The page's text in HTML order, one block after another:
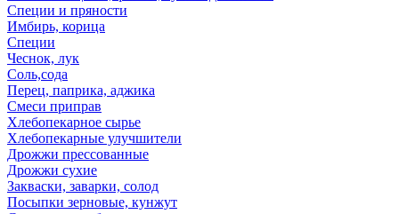
Специи и пряности
Имбирь, корица
Специи
Чеснок, лук
Соль,сода
Перец, паприка, аджика
Смеси приправ
Хлебопекарное сырье
Хлебопекарные улучшители
Дрожжи прессованные
Дрожжи сухие
Закваски, заварки, солод
Посыпки зерновые, кунжут